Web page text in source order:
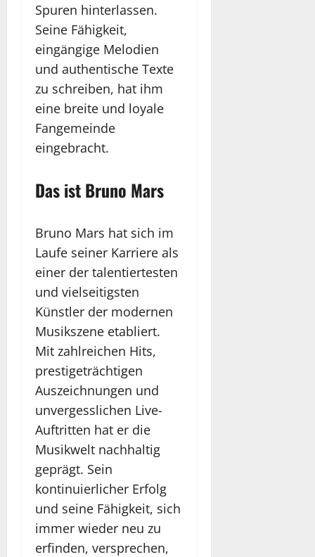
Spuren hinterlassen.
Seine Fähigkeit,
eingängige Melodien
und authentische Texte
zu schreiben, hat ihm
eine breite und loyale
Fangemeinde
eingebracht.
Das ist Bruno Mars
Bruno Mars hat sich im
Laufe seiner Karriere als
einer der talentiertesten
und vielseitigsten
Künstler der modernen
Musikszene etabliert.
Mit zahlreichen Hits,
prestigeträchtigen
Auszeichnungen und
unvergesslichen Live-
Auftritten hat er die
Musikwelt nachhaltig
geprägt. Sein
kontinuierlicher Erfolg
und seine Fähigkeit, sich
immer wieder neu zu
erfinden, versprechen,